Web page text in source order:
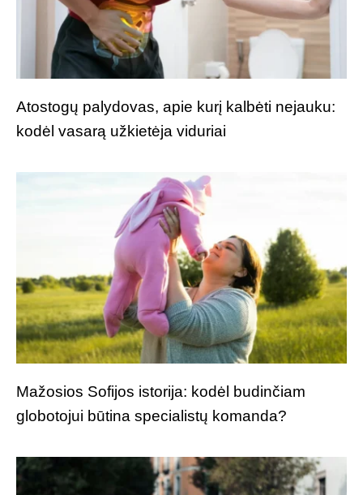
Atostogų palydovas, apie kurį kalbėti nejauku:
kodėl vasarą užkietėja viduriai
Mažosios Sofijos istorija: kodėl budinčiam
globotojui būtina specialistų komanda?